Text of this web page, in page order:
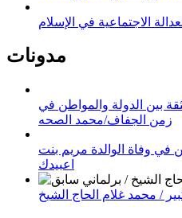
مدونات
بين الدولة والمواطن في
زمن الجفاف/محمد الصحه
في وفاة الوالدة مريم بنت
اعبيدك
/ محمد غلام الحاج الشيخ